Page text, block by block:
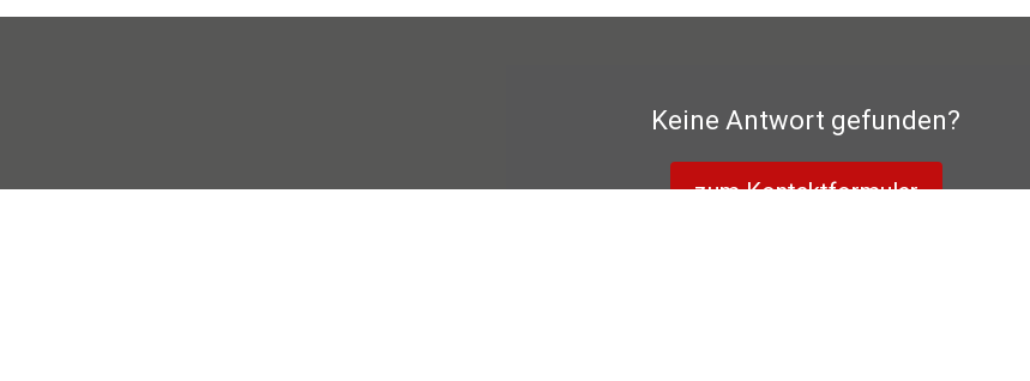
Keine Antwort gefunden?
zum Kontaktformular